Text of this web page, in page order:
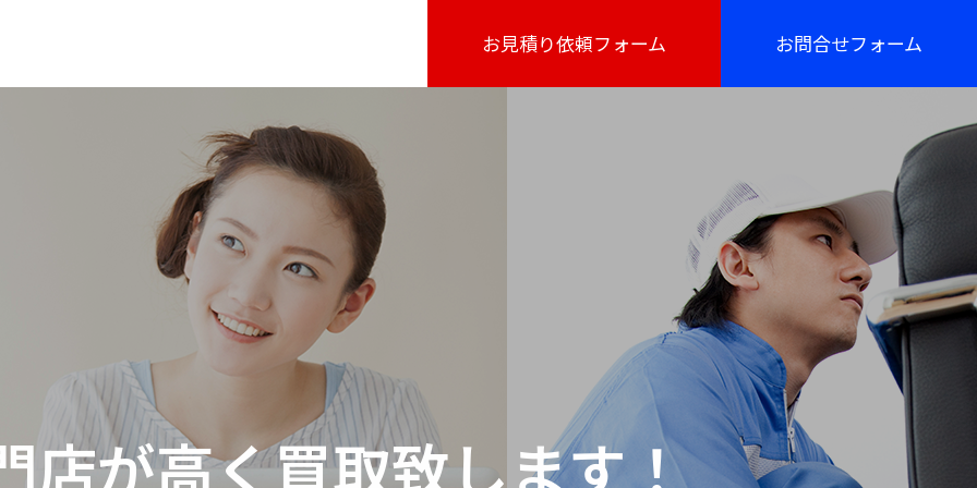
お見積り依頼フォーム お問合せフォーム
店が高く買取致します！